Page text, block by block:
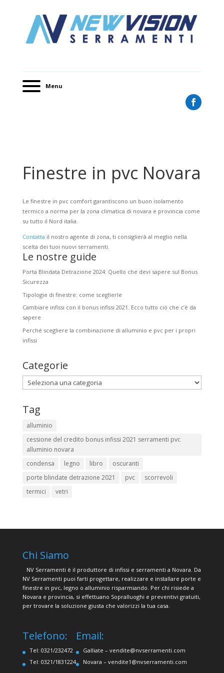
Menu
Finestre in pvc Novara
Le finestre in pvc comfort garantiscono un buon isolamento
termico a norma per la zona climatica di novara e provincia come
su tutto il Nord italia.
Contatta il nostro agente di zona, ti consiglierà al meglio nella
scelta dei tuoi nuovi serramenti.
Le nostre guide
Porta Blindata Detrazione 2024: Quello che devi sapere sul Bonus
Sicurezza
Tipologie di finestre: come sceglierle
Cambiare infissi con il bonus infissi 2021. Ecco tutto ciò che c’è da
sapere
Perché scegliere la combinazione di alluminio e pvc per i propri
infissi
Categorie
Categorie
Tag
alluminio
cessione del credito bonus infissi 2021 serramenti pvc
alluminio novara
condensa
legno libro
oscuranti
porte blindate detrazione 2021
pvc
scorrevoli
termici
vetri
Chi Siamo
NV Serramenti è il produttore di infissi e serramenti a Novara. Da
NV Serramenti puoi farti progettare, realizzare e installare porte e
finestre in pvc, legno o alluminio risparmiando. Per chi risiede a
Novara e provincia, si effettuano Sopralluoghi e preventivi gratuiti,
per trovare la soluzione giusta che valorizzi la tua casa.
Telefono:
Tel: 0321/232472
Tel: 0321/1831224
Email:
Galliate – vendite@nvserramenti.com
Novara – vendite1@nvserramenti.com